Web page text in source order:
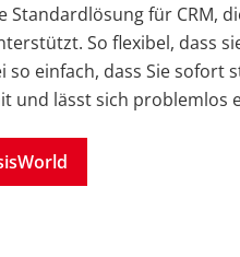
Standardlösung für CRM,
So flexibel, dass
einfach, dass Sie sofort
und lässt sich problemlos